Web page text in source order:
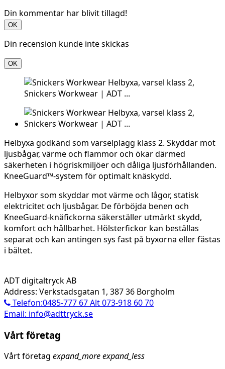
Din kommentar har blivit tillagd!
OK
Din recension kunde inte skickas
OK
Helbyxa godkänd som varselplagg klass 2. Skyddar mot
ljusbågar, värme och flammor och ökar därmed
säkerheten i högriskmiljöer och dåliga ljusförhållanden.
KneeGuard™-system för optimalt knäskydd.
Helbyxor som skyddar mot värme och lågor, statisk
elektricitet och ljusbågar. De förböjda benen och
KneeGuard-knäfickorna säkerställer utmärkt skydd,
komfort och hållbarhet. Hölsterfickor kan beställas
separat och kan antingen sys fast på byxorna eller fästas
i bältet.
ADT digitaltryck AB
Address: Verkstadsgatan 1, 387 36 Borgholm
Telefon:0485-777 67 Alt 073-918 60 70
Email: info@adttryck.se
Vårt företag
Vårt företag expand_moreexpand_less